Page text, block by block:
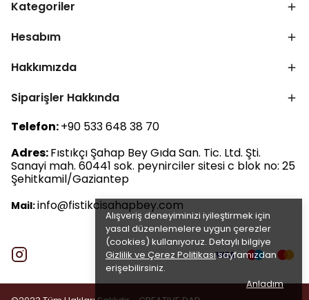
Alışveriş deneyiminizi iyileştirmek için
yasal düzenlemelere uygun çerezler
(cookies) kullanıyoruz. Detaylı bilgiye
Gizlilik ve Çerez Politikasısayfamızdan
erişebilirsiniz.
Anladım
Kategoriler
Hesabım
Hakkımızda
Siparişler Hakkında
Telefon:+90 533 648 38 70
Adres:Fıstıkçı Şahap Bey Gıda San. Tic. Ltd. Şti.
Sanayi mah. 60441 sok. peynirciler sitesi c blok no: 25
Şehitkamil/Gaziantep
Mail:info@fistikcisahapbey.com